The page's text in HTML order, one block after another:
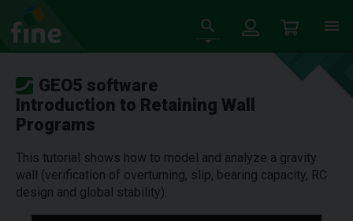
GEO5 software
Introduction to Retaining Wall
Programs
This tutorial shows how to model and analyze a gravity
wall (verification of overturning, slip, bearing capacity, RC
design and global stability).